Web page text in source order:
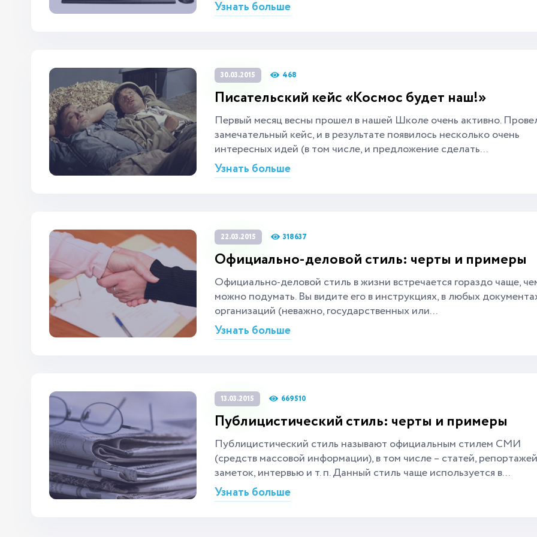
Узнать больше
30.03.2015 468
Писательский кейс «Космос будет наш!»
Первый месяц весны прошел в нашей Школе очень активно.
замечательный кейс, и в результате появилось несколько очень
интересных идей (в том числе, и предложение сделать...
Узнать больше
22.03.2015 318637
Официально-деловой стиль: черты и примеры
Официально-деловой стиль в жизни встречается гораздо чаще,
можно подумать. Вы видите его в инструкциях, в любых
организаций (неважно, государственных или...
Узнать больше
13.03.2015 669510
Публицистический стиль: черты и примеры
Публицистический стиль называют официальным стилем СМИ
(средств массовой информации), в том числе – статей,
заметок, интервью и т. п. Данный стиль чаще используется в...
Узнать больше